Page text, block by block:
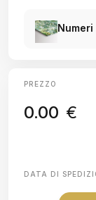
Numeri
PREZZO
0.00 €
DATA DI